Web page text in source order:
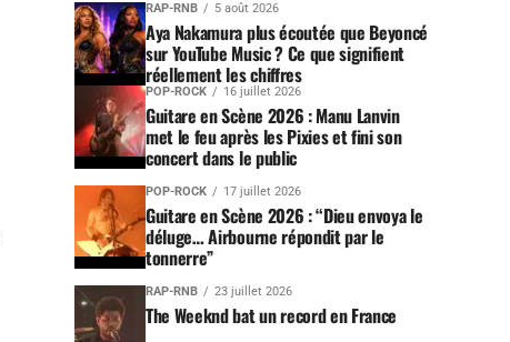
RAP-RNB 5 août 2026
Aya Nakamura plus écoutée que Beyoncé
sur YouTube Music ? Ce que signifient
réellement les chiffres
POP-ROCK 16 juillet 2026
Guitare en Scène 2026 : Manu Lanvin
met le feu après les Pixies et fini son
concert dans le public
POP-ROCK 17 juillet 2026
Guitare en Scène 2026 : “Dieu envoya le
déluge… Airbourne répondit par le
tonnerre”
RAP-RNB 23 juillet 2026
The Weeknd bat un record en France